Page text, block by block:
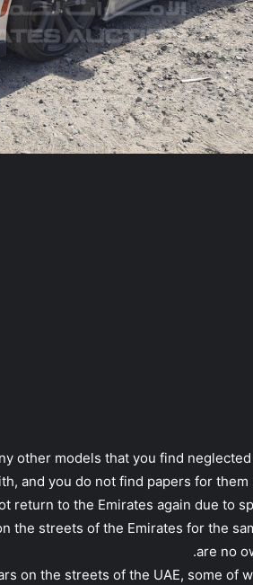
other models that you find
and you do not find papers for
return to the Emirates again due to
the streets of the Emirates for the
are no
on the streets of the UAE, some of